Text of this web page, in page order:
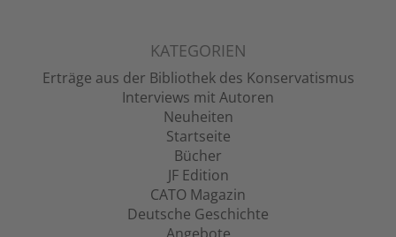
KATEGORIEN
Erträge aus der Bibliothek des Konservatismus
Interviews mit Autoren
Neuheiten
Startseite
Bücher
JF Edition
CATO Magazin
Deutsche Geschichte